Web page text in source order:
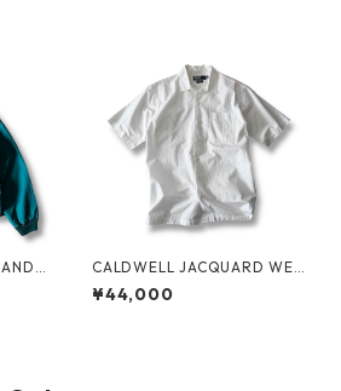
CALDWELL JACQUARD WEA
VE S/S SHIRT by Polo Ralph
Lauren
¥44,000